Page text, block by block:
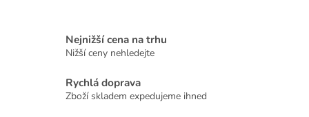
Nejnižší cena na trhu
Nižší ceny nehledejte
Rychlá doprava
Zboží skladem expedujeme ihned